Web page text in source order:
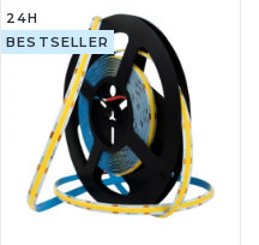
24H
BESTSELLER